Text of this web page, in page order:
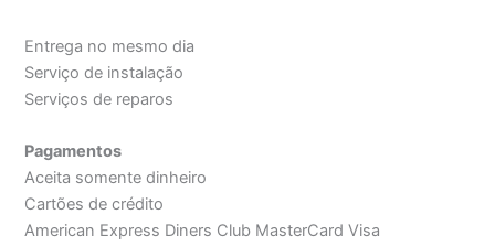
Entrega no mesmo dia
Serviço de instalação
Serviços de reparos
Pagamentos
Aceita somente dinheiro
Cartões de crédito
American Express Diners Club MasterCard Visa